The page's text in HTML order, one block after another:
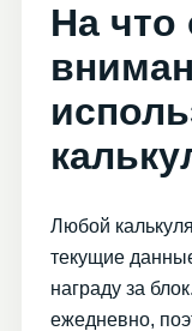
На что
Любой
текущие
награду за
ежедневно,